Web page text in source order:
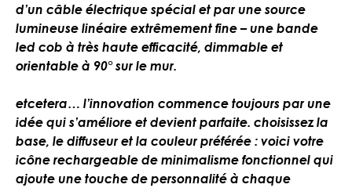
d’un câble électrique spécial et par une source
lumineuse linéaire extrêmement fine – une bande
led cob à très haute efficacité, dimmable et
orientable à 90° sur le mur.
etcetera… l’innovation commence toujours par une
idée qui s’améliore et devient parfaite. choisissez la
base, le diffuseur et la couleur préférée : voici votre
icône rechargeable de minimalisme fonctionnel qui
ajoute une touche de personnalité à chaque